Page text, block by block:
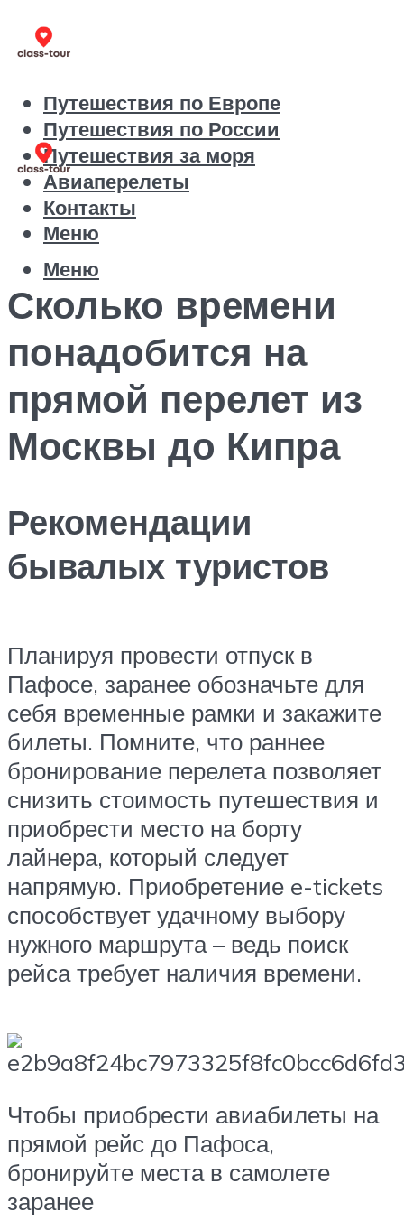
Путешествия по Европе
Путешествия по России
Путешествия за моря
Авиаперелеты
Контакты
Меню
Меню
Сколько времени
понадобится на
прямой перелет из
Москвы до Кипра
Рекомендации
бывалых туристов
Планируя провести отпуск в
Пафосе, заранее обозначьте для
себя временные рамки и закажите
билеты. Помните, что раннее
бронирование перелета позволяет
снизить стоимость путешествия и
приобрести место на борту
лайнера, который следует
напрямую. Приобретение e-tickets
способствует удачному выбору
нужного маршрута – ведь поиск
рейса требует наличия времени.
Чтобы приобрести авиабилеты на
прямой рейс до Пафоса,
бронируйте места в самолете
заранее